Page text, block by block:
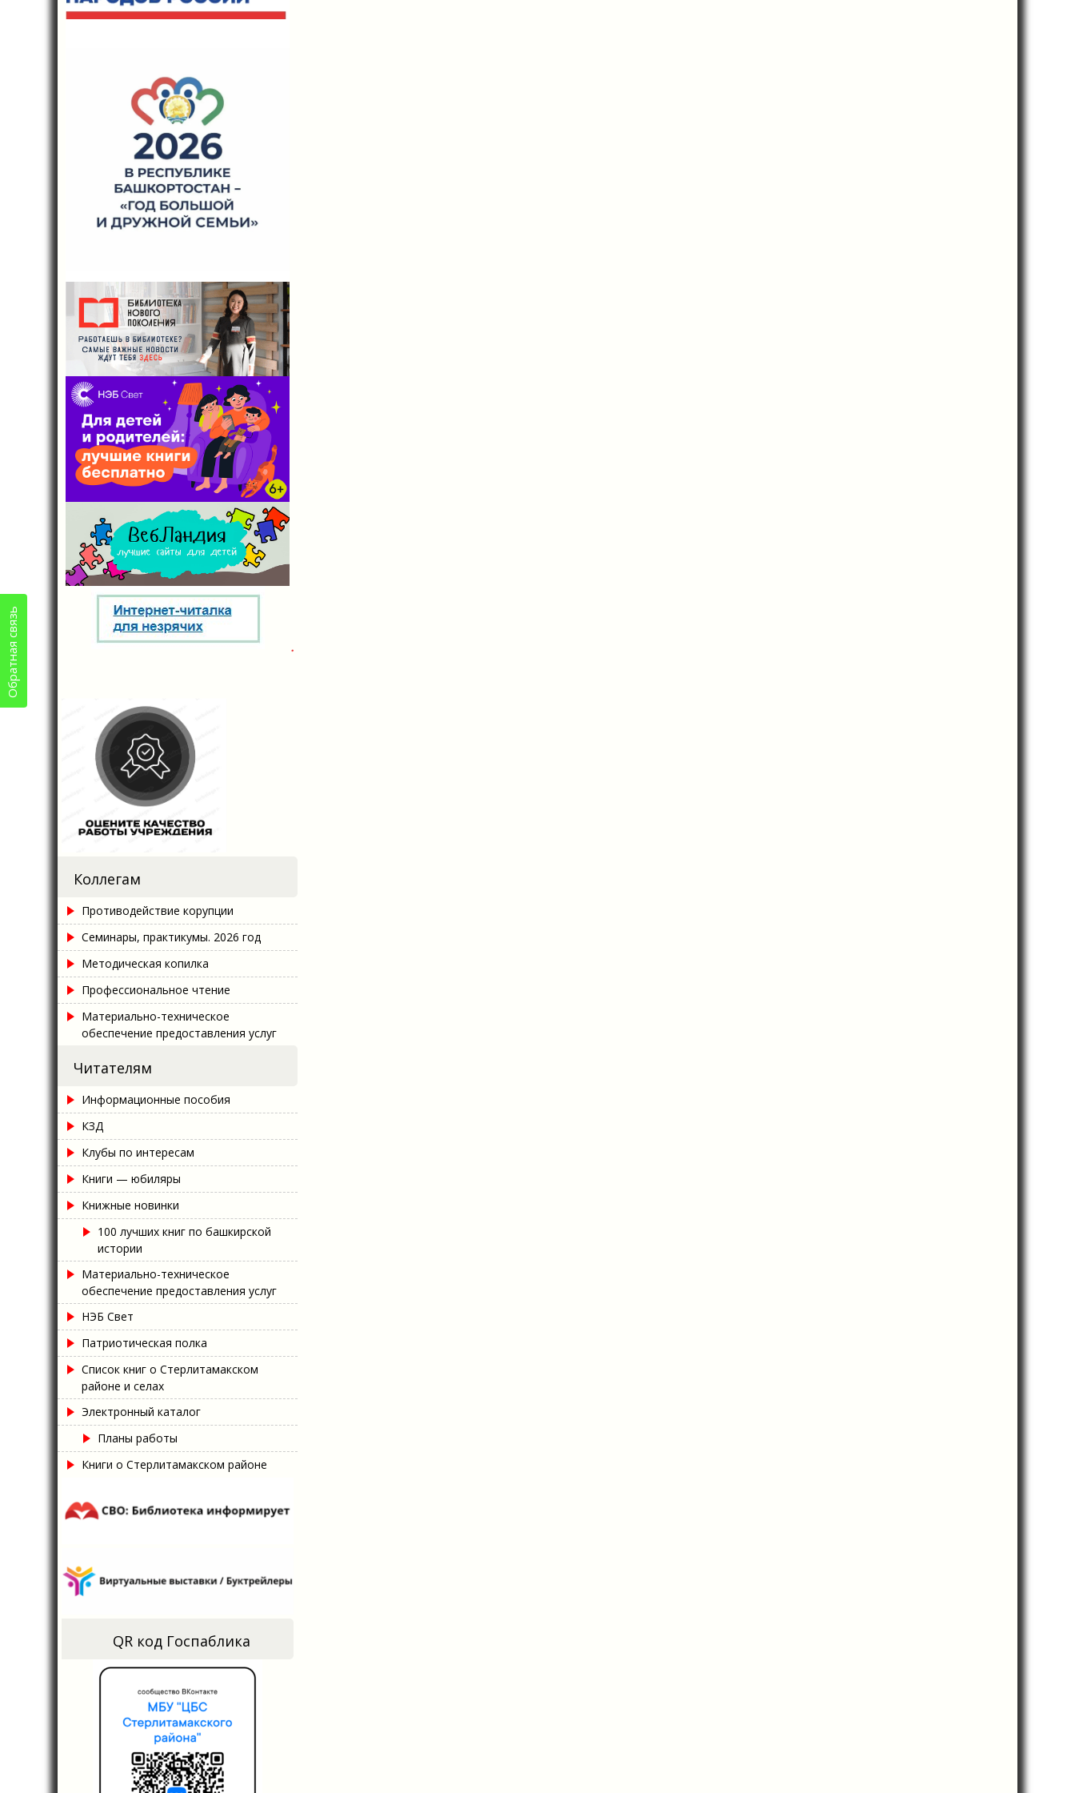
Коллегам
Противодействие корупции
Семинары, практикумы. 2026 год
Методическая копилка
Профессиональное чтение
Материально-техническое
обеспечение предоставления услуг
Читателям
Информационные пособия
КЗД
Клубы по интересам
Книги — юбиляры
Книжные новинки
100 лучших книг по башкирской
истории
Материально-техническое
обеспечение предоставления услуг
НЭБ Свет
Патриотическая полка
Список книг о Стерлитамакском
районе и селах
Электронный каталог
Планы работы
Книги о Стерлитамакском районе
QR код Госпаблика
Обратная связь